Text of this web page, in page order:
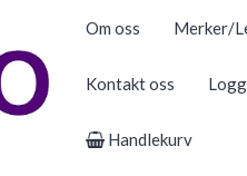
Om oss Merker/
Kontakt oss
Handlekurv